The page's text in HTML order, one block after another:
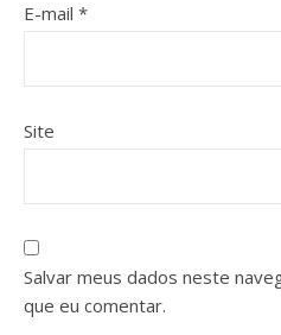
E-mail *
Site
Salvar meus dados neste
que eu comentar.